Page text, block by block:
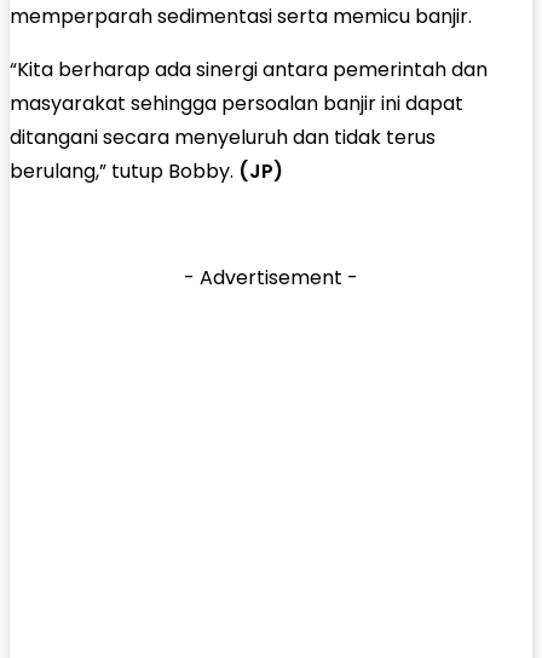
memperparah sedimentasi serta memicu banjir.
“Kita berharap ada sinergi antara pemerintah dan
masyarakat sehingga persoalan banjir ini dapat
ditangani secara menyeluruh dan tidak terus
berulang,” tutup Bobby. (JP)
- Advertisement -